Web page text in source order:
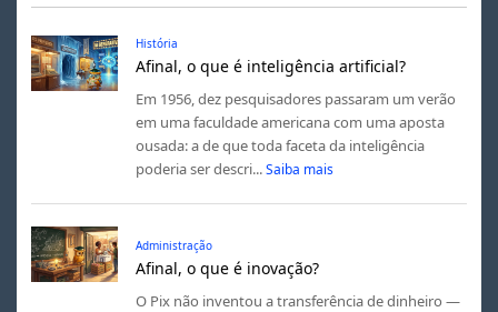
História
Afinal, o que é inteligência artificial?
Em 1956, dez pesquisadores passaram um verão
em uma faculdade americana com uma aposta
ousada: a de que toda faceta da inteligência
poderia ser descri... Saiba mais
Administração
Afinal, o que é inovação?
O Pix não inventou a transferência de dinheiro —